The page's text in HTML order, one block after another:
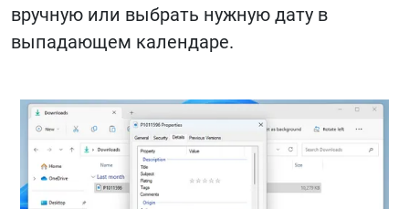
вручную или выбрать нужную дату в
выпадающем календаре.